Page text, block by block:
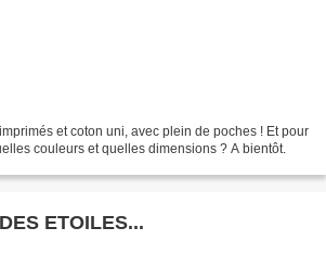
imprimés et coton uni, avec plein de poches ! Et pour
couleurs et quelles dimensions ? A bientôt.
ETOILES...